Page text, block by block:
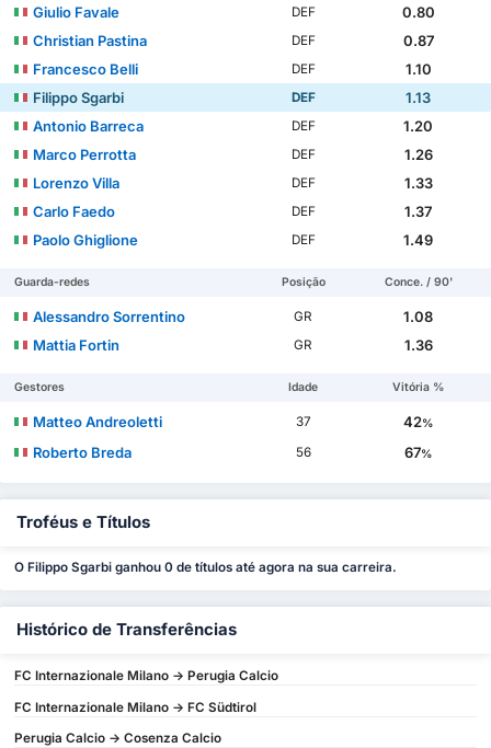
Giulio Favale
DEF
0.80
Christian Pastina
DEF
0.87
Francesco Belli
DEF
1.10
Filippo Sgarbi
DEF
1.13
Antonio Barreca
DEF
1.20
Marco Perrotta
DEF
1.26
Lorenzo Villa
DEF
1.33
Carlo Faedo
DEF
1.37
Paolo Ghiglione
DEF 1.49
Guarda-redes Posição Conce. / 90'
Alessandro Sorrentino GR
1.08
Mattia Fortin
GR 1.36
Gestores Idade Vitória %
Matteo Andreoletti 37 42%
Roberto Breda 56 67%
Troféus e Títulos
O Filippo Sgarbi ganhou 0 de títulos até agora na sua carreira.
Histórico de Transferências
FC Internazionale Milano -> Perugia Calcio
FC Internazionale Milano -> FC Südtirol
Perugia Calcio -> Cosenza Calcio